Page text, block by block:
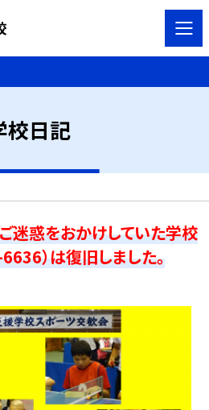
校日記
迷惑をおかけしていた学校
）は復旧しました。